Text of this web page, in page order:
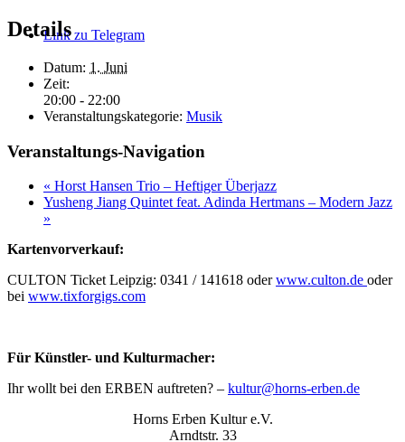
Link zu Telegram
Details
Datum: 1. Juni
Zeit:
20:00 - 22:00
Veranstaltungskategorie: Musik
Veranstaltungs-Navigation
« Horst Hansen Trio – Heftiger Überjazz
Yusheng Jiang Quintet feat. Adinda Hertmans – Modern Jazz
»
Kartenvorverkauf:
CULTON Ticket Leipzig: 0341 / 141618 oderwww.culton.de oder
bei www.tixforgigs.com
Für Künstler- und Kulturmacher:
Ihr wollt bei den ERBEN auftreten? – kultur@horns-erben.de
Horns Erben Kultur e.V.
Arndtstr. 33